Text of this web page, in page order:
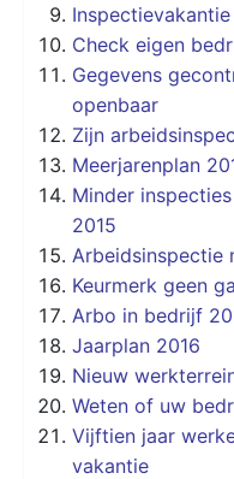
Inspectievakantie
Check eigen
Gegevens
openbaar
Zijn
Meerjarenplan
Minder
2015
Arbeidsinspectie
Keurmerk geen
Arbo in bedrijf
Jaarplan 2016
Nieuw
Weten of uw
Vijftien jaar
vakantie